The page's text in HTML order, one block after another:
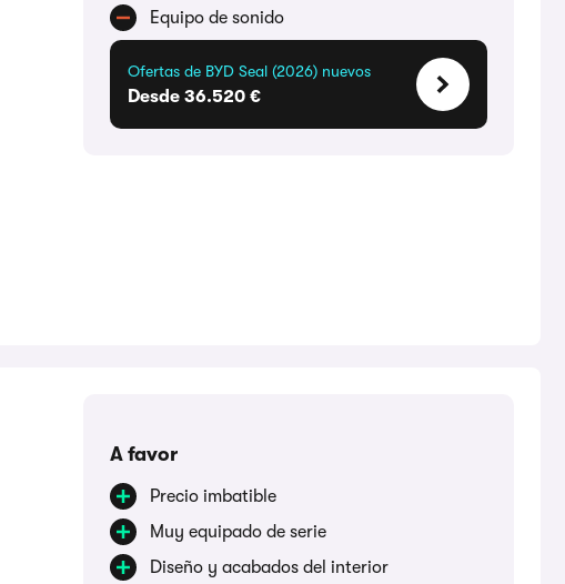
Equipo de sonido
Ofertas de BYD Seal (2026) nuevos
Desde 36.520 €
A favor
Precio imbatible
Muy equipado de serie
Diseño y acabados del interior